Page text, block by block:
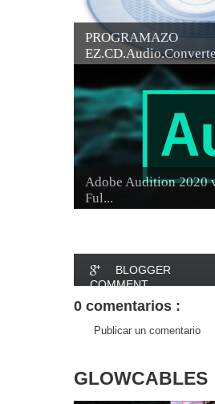
PROGRAMAZO
Adobe Audition 2020
Ful...
BLOGGER
COMMENT
COMMENT
0 comentarios :
Publicar un comentario
GLOWCABLES